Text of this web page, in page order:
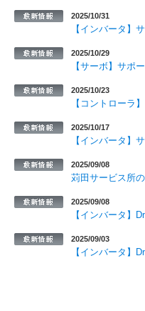
2025/10/31
【インバータ】
2025/10/29
【サーボ】サポ
2025/10/23
【コントローラ
2025/10/17
【インバータ】
2025/09/08
苅田サービス所
2025/09/08
【インバータ】
2025/09/03
【インバータ】